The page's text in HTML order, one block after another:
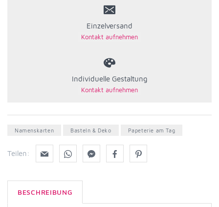
Einzelversand
Individuelle Gestaltung
Namenskarten Basteln & Deko Papeterie am Tag
Teilen:
BESCHREIBUNG